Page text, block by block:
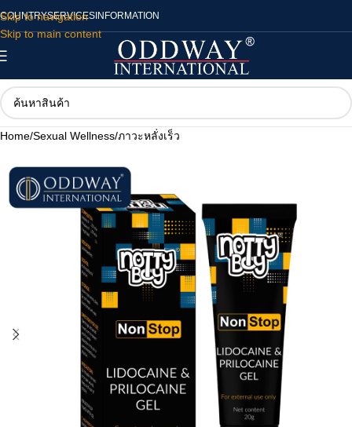
Skip to navigation
Skip to main content
COUNTRYSERVICES INFORMATION
Home/Sexual Wellness/ภาวะหลั่งเร็ว